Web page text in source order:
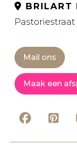
BRILART
Pastoriestraat
Mail ons
Maak een